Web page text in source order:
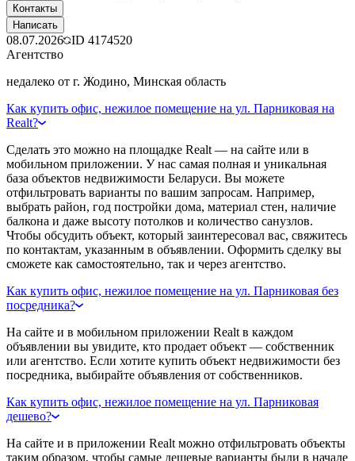
Контакты
Написать
08.07.2026 ID 4174520
Агентство
недалеко от г. Жодино, Минская область
Как купить офис, нежилое помещение на ул. Парниковая на
Realt?
Сделать это можно на площадке Realt — на сайте или в
мобильном приложении. У нас самая полная и уникальная
база объектов недвижимости Беларуси. Вы можете
отфильтровать варианты по вашим запросам. Например,
выбрать район, год постройки дома, материал стен, наличие
балкона и даже высоту потолков и количество санузлов.
Чтобы обсудить объект, который заинтересовал вас, свяжитесь
по контактам, указанным в объявлении. Оформить сделку вы
сможете как самостоятельно, так и через агентство.
Как купить офис, нежилое помещение на ул. Парниковая без
посредника?
На сайте и в мобильном приложении Realt в каждом
объявлении вы увидите, кто продает объект — собственник
или агентство. Если хотите купить объект недвижимости без
посредника, выбирайте объявления от собственников.
Как купить офис, нежилое помещение на ул. Парниковая
дешево?
На сайте и в приложении Realt можно отфильтровать объекты
таким образом, чтобы самые дешевые варианты были в начале